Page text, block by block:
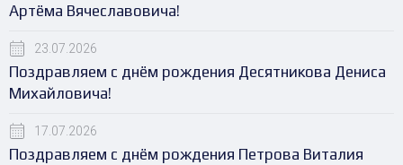
Артёма Вячеславовича!
23.07.2026
Поздравляем с днём рождения Десятникова Дениса
Михайловича!
17.07.2026
Поздравляем с днём рождения Петрова Виталия